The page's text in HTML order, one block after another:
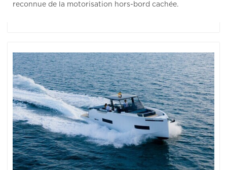
reconnue de la motorisation hors-bord cachée.